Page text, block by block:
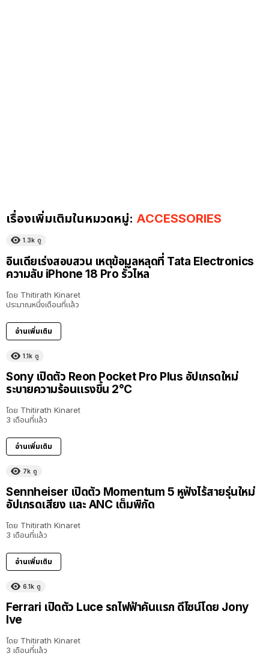
เรื่องเพิ่มเติมในหมวดหมู่: ACCESSORIES
1.3k ดู
อินเดียเร่งสอบสวน เหตุข้อมูลหลุดที่ Tata Electronics
ความลับ iPhone 18 Pro รั่วไหล
โดย Thitirath Kinaret
ประมาณหนึ่งเดือนที่แล้ว
อ่านเพิ่มเติม
1.1k ดู
Sony เปิดตัว Reon Pocket Pro Plus อัปเกรดใหม่
ระบายความร้อนแรงขึ้น 2°C
โดย Thitirath Kinaret
3 เดือนที่แล้ว
อ่านเพิ่มเติม
7k ดู
Sennheiser เปิดตัว Momentum 5 หูฟังไร้สายรุ่นใหม่
อัปเกรดเสียง และ ANC เต็มพิกัด
โดย Thitirath Kinaret
3 เดือนที่แล้ว
อ่านเพิ่มเติม
6.1k ดู
Ferrari เปิดตัว Luce รถไฟฟ้าคันแรก ดีไซน์โดย Jony
Ive
โดย Thitirath Kinaret
3 เดือนที่แล้ว